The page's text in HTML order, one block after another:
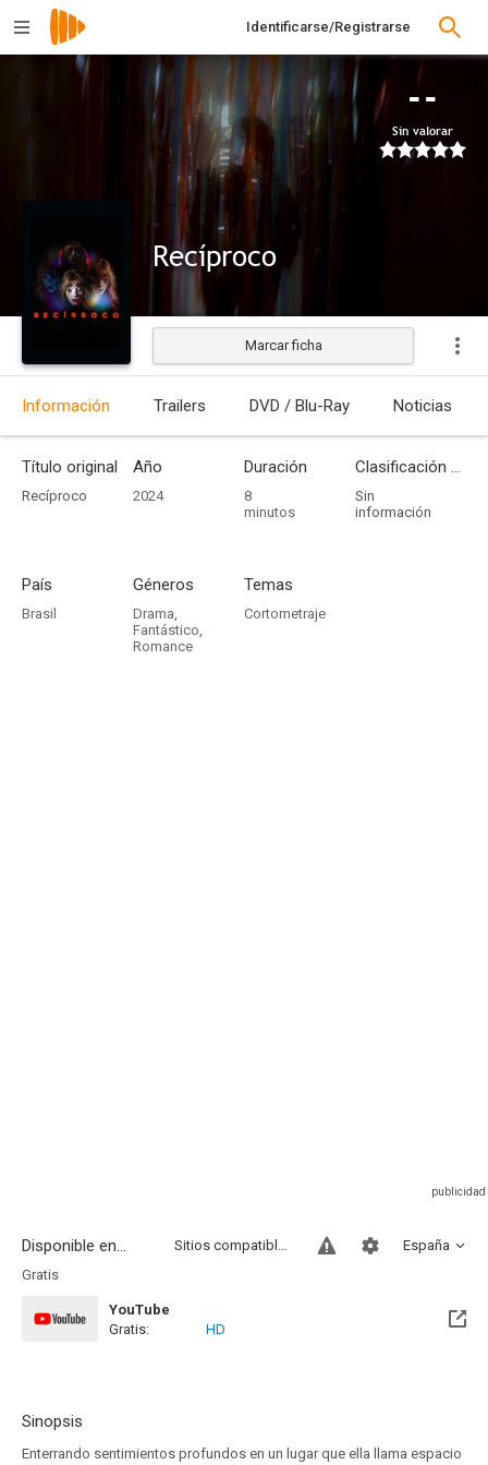
Identificarse/Registrarse
--
Sin valorar
Recíproco
Estrenada
Marcar ficha
Información Trailers DVD / Blu-Ray Noticias
Título original
Recíproco
Año
2024
Duración
8
minutos
Clasificación por edades
Sin
información
País
Brasil
Géneros
Drama,
Fantástico,
Romance
Temas
Cortometraje
Disponible en... España
Sitios compatibles
Gratis
YouTube
Gratis:
HD
Sinopsis
Enterrando sentimientos profundos en un lugar que ella llama espacio